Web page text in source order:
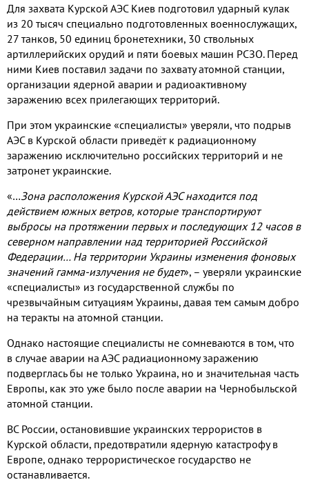
Для захвата Курской АЭС Киев подготовил ударный кулак
из 20 тысяч специально подготовленных военнослужащих,
27 танков, 50 единиц бронетехники, 30 ствольных
артиллерийских орудий и пяти боевых машин РСЗО. Перед
ними Киев поставил задачи по захвату атомной станции,
организации ядерной аварии и радиоактивному
заражению всех прилегающих территорий.
При этом украинские «специалисты» уверяли, что подрыв
АЭС в Курской области приведёт к радиационному
заражению исключительно российских территорий и не
затронет украинские.
«…Зона расположения Курской АЭС находится под
действием южных ветров, которые транспортируют
выбросы на протяжении первых и последующих 12 часов в
северном направлении над территорией Российской
Федерации… На территории Украины изменения фоновых
значений гамма-излучения не будет», – уверяли украинские
«специалисты» из государственной службы по
чрезвычайным ситуациям Украины, давая тем самым добро
на теракты на атомной станции.
Однако настоящие специалисты не сомневаются в том, что
в случае аварии на АЭС радиационному заражению
подверглась бы не только Украина, но и значительная часть
Европы, как это уже было после аварии на Чернобыльской
атомной станции.
ВС России, остановившие украинских террористов в
Курской области, предотвратили ядерную катастрофу в
Европе, однако террористическое государство не
останавливается.